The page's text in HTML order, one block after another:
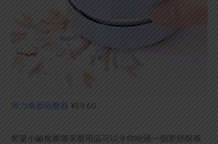
得力桌面吸塵器 ¥59.60
希望小編推薦嘅家居用品可以令你哋過一個更舒服嘅